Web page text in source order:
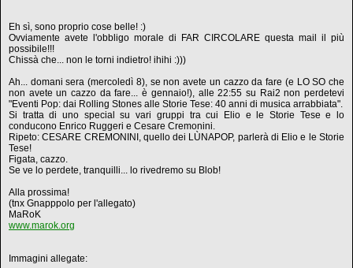
Eh sì, sono proprio cose belle! :)
Ovviamente avete l'obbligo morale di FAR CIRCOLARE questa mail il più
possibile!!!
Chissà che... non le torni indietro! ihihi :)))
Ah... domani sera (mercoledì 8), se non avete un cazzo da fare (e LO SO che
non avete un cazzo da fare... è gennaio!), alle 22:55 su Rai2 non perdetevi
"Eventi Pop: dai Rolling Stones alle Storie Tese: 40 anni di musica arrabbiata".
Si tratta di uno special su vari gruppi tra cui Elio e le Storie Tese e lo
conducono Enrico Ruggeri e Cesare Cremonini.
Ripeto: CESARE CREMONINI, quello dei LÙNAPOP, parlerà di Elio e le Storie
Tese!
Figata, cazzo.
Se ve lo perdete, tranquilli... lo rivedremo su Blob!
Alla prossima!
(tnx Gnapppolo per l'allegato)
MaRoK
www.marok.org
Immagini allegate: